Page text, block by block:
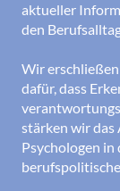
aktueller
den
Wir
dafür, dass
stärken wir das
Psychologen